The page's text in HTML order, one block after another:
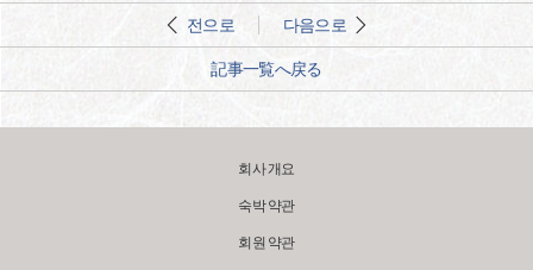
전으로 다음으로
記事一覧へ戻る
회사 개요
숙박 약관
회원 약관